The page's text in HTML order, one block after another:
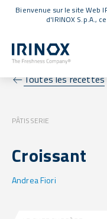
Bienvenue sur le site Web
d'IRINOX S.p.A.,
Toutes les recettes
PÂTISSERIE
Croissant
Andrea Fiori